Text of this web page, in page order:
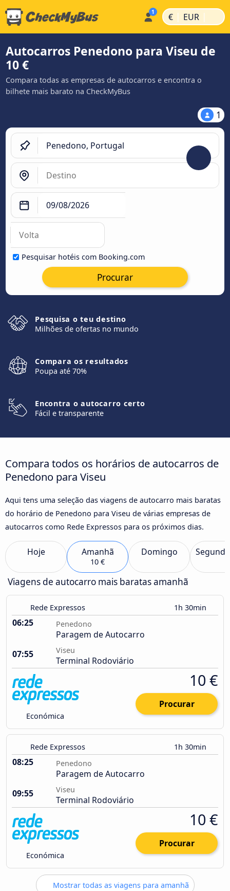
€ | EUR |
Autocarros Penedono para Viseu de
10 €
Compara todas as empresas de autocarros e encontra o
bilhete mais barato na CheckMyBus
1
Pesquisar hotéis com Booking.com
Procurar
Pesquisa o teu destino
Milhões de ofertas no mundo
Compara os resultados
Poupa até 70%
Encontra o autocarro certo
Fácil e transparente
Compara todos os horários de autocarros de
Penedono para Viseu
Aqui tens uma seleção das viagens de autocarro mais baratas
do horário de Penedono para Viseu de várias empresas de
autocarros como Rede Expressos para os próximos dias.
Hoje Amanhã
10 €
Domingo
Viagens de autocarro mais baratas amanhã
Rede Expressos 1h 30min
06:25 Penedono
Paragem de Autocarro
07:55
Viseu
Terminal Rodoviário
Económica
10 €
Procurar
Rede Expressos 1h 30min
08:25 Penedono
Paragem de Autocarro
09:55
Viseu
Terminal Rodoviário
Económica
10 €
Procurar
Mostrar todas as viagens para amanhã